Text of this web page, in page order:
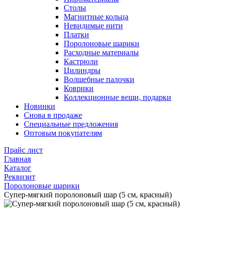
Столы
Магнитные кольца
Невидимые нити
Платки
Поролоновые шарики
Расходные материалы
Кастрюли
Цилиндры
Волшебные палочки
Коврики
Коллекционные вещи, подарки
Новинки
Снова в продаже
Специальные предложения
Оптовым покупателям
Прайс лист
Главная
Каталог
Реквизит
Поролоновые шарики
Супер-мягкий поролоновый шар (5 см, красный)